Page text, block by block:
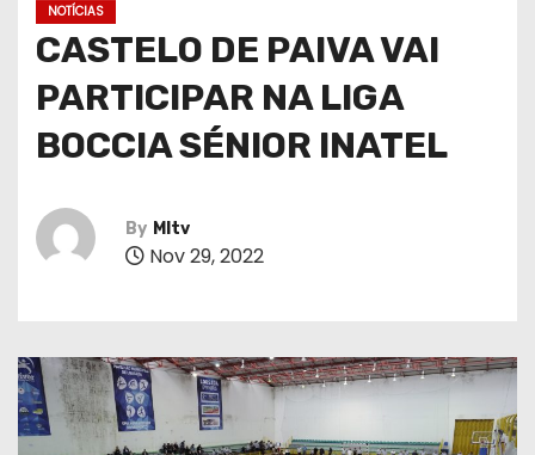
NOTÍCIAS
CASTELO DE PAIVA VAI
PARTICIPAR NA LIGA
BOCCIA SÉNIOR INATEL
By MItv
Nov 29, 2022